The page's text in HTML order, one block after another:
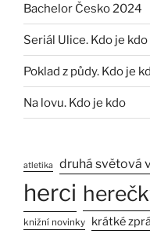
Bachelor Česko 2024
Seriál Ulice. Kdo je kdo
Poklad z půdy. Kdo je
Na lovu. Kdo je kdo
atletika druhá světová
herci
knižní novinky krátké